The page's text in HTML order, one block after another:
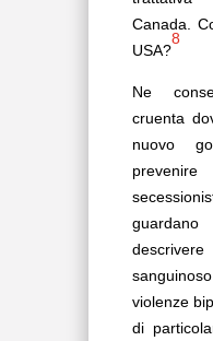
Canada.
USA?
8
Ne
cruenta
nuovo
violenze
di